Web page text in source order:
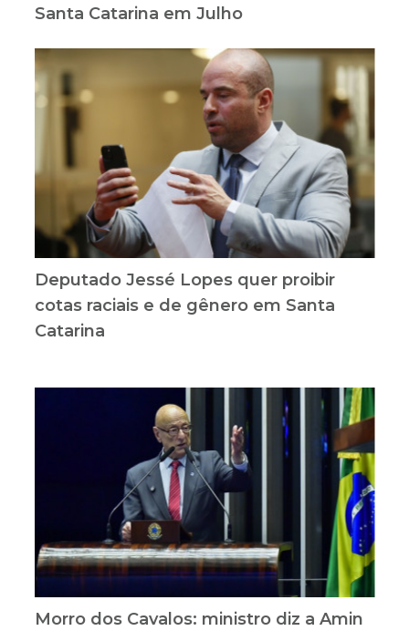
Santa Catarina em Julho
Deputado Jessé Lopes quer proibir
cotas raciais e de gênero em Santa
Catarina
Morro dos Cavalos: ministro diz a Amin